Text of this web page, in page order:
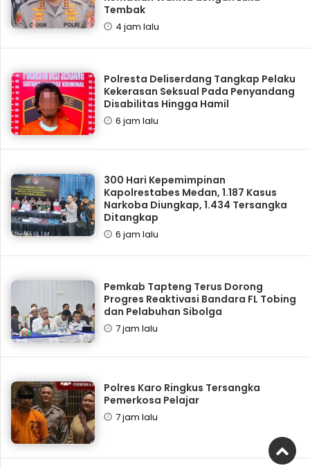
Tembak
4 jam lalu
Polresta Deliserdang Tangkap Pelaku
Kekerasan Seksual Pada Penyandang
Disabilitas Hingga Hamil
6 jam lalu
300 Hari Kepemimpinan
Kapolrestabes Medan, 1.187 Kasus
Narkoba Diungkap, 1.434 Tersangka
Ditangkap
6 jam lalu
Pemkab Tapteng Terus Dorong
Progres Reaktivasi Bandara FL Tobing
dan Pelabuhan Sibolga
7 jam lalu
Polres Karo Ringkus Tersangka
Pemerkosa Pelajar
7 jam lalu